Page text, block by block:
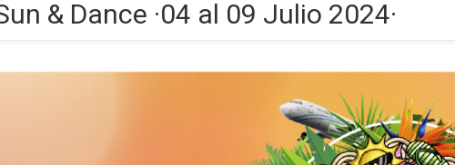
& Dance ·04 al 09 Julio 2024·